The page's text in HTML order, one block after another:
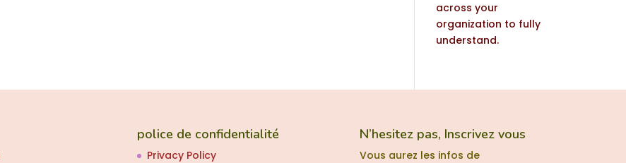
across your
organization to fully
understand.
police de confidentialité
Privacy Policy
N’hesitez pas, Inscrivez vous
Vous aurez les infos de